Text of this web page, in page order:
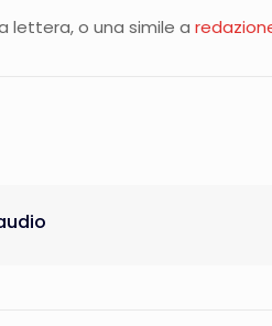
lettera, o una simile a